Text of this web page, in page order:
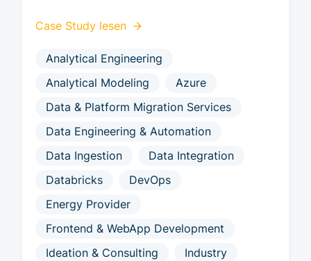
Case Study lesen
Analytical Engineering
Analytical Modeling
Azure
Data & Platform Migration Services
Data Engineering & Automation
Data Ingestion
Data Integration
Databricks
DevOps
Energy Provider
Frontend & WebApp Development
Ideation & Consulting
Industry